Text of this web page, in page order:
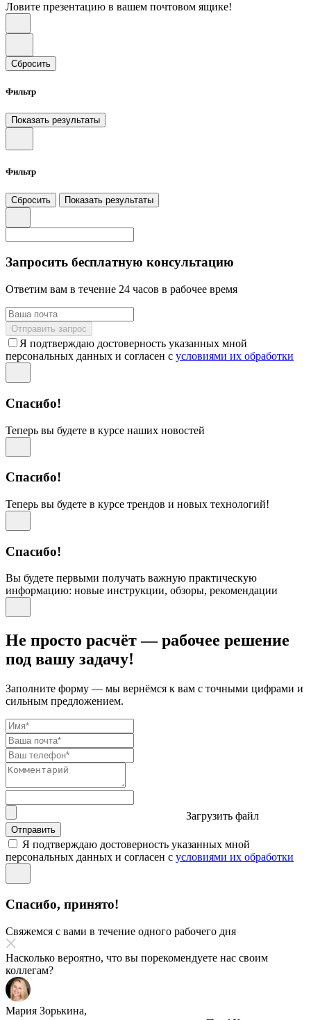
Ловите презентацию в вашем почтовом ящике!
Сбросить
Фильтр
Показать результаты
Фильтр
Сбросить Показать результаты
Запросить бесплатную консультацию
Ответим вам в течение 24 часов в рабочее время
Отправить запрос
Я подтверждаю достоверность указанных мной
персональных данных и согласен с условиями их обработки
Спасибо!
Теперь вы будете в курсе наших новостей
Спасибо!
Теперь вы будете в курсе трендов и новых технологий!
Спасибо!
Вы будете первыми получать важную практическую
информацию: новые инструкции, обзоры, рекомендации
Не просто расчёт — рабочее решение
под вашу задачу!
Заполните форму — мы вернёмся к вам с точными цифрами и
сильным предложением.
Загрузить файл
Отправить
Я подтверждаю достоверность указанных мной
персональных данных и согласен с условиями их обработки
Спасибо, принято!
Свяжемся с вами в течение одного рабочего дня
Насколько вероятно, что вы порекомендуете нас своим
коллегам?
Мария Зорькина,